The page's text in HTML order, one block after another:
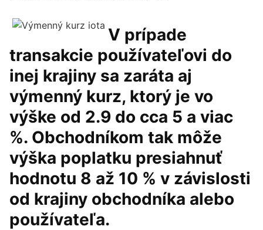
V prípade
transakcie používateľovi do
inej krajiny sa zaráta aj
výmenný kurz, ktorý je vo
výške od 2.9 do cca 5 a viac
%. Obchodníkom tak môže
výška poplatku presiahnuť
hodnotu 8 až 10 % v závislosti
od krajiny obchodníka alebo
používateľa.